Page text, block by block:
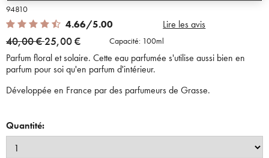
94810
4.66 out of 5 Customer Rating
4.66/5.00 Lire les avis
Price reduced from
40,00 €to
25,00 € Capacité: 100ml
Parfum floral et solaire. Cette eau parfumée s'utilise aussi bien en
parfum pour soi qu'en parfum d'intérieur.
Développée en France par des parfumeurs de Grasse.
Quantité: